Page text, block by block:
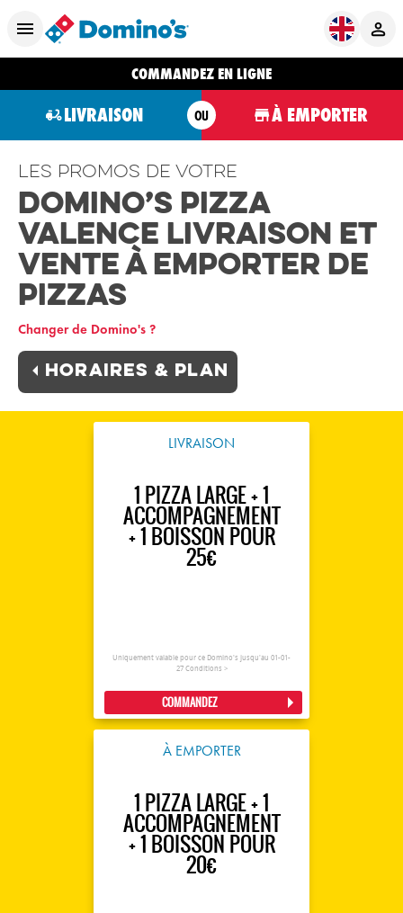
COMMANDEZ EN LIGNE
LIVRAISON OU À EMPORTER
Les promos de votre
Domino’s Pizza
Valence Livraison et
Vente à Emporter de
Pizzas
Changer de Domino's ?
Horaires & plan
LIVRAISON
1 PIZZA LARGE + 1
ACCOMPAGNEMENT
+ 1 BOISSON POUR
25€
Uniquement valable pour ce Domino's jusqu'au 01-01-
27 Conditions >
COMMANDEZ
À EMPORTER
1 PIZZA LARGE + 1
ACCOMPAGNEMENT
+ 1 BOISSON POUR
20€